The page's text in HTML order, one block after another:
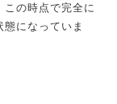
の時点で完全に
になっていま